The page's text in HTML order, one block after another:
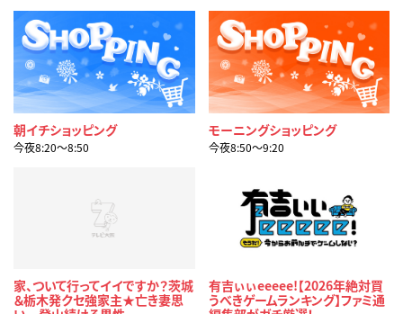
朝イチショッピング
今夜8:20〜8:50
モーニングショッピング
今夜8:50〜9:20
家、ついて行ってイイですか？茨城
＆栃木発クセ強家主★亡き妻思
有吉ぃぃeeeee!【2026年絶対買
うべきゲームランキング】ファミ通